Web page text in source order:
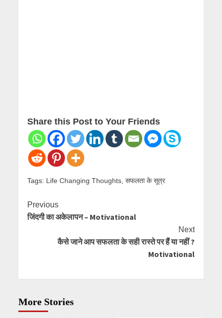
Share this Post to Your Friends
Tags: Life Changing Thoughts ,सफलता के सूत्र
Continue
Reading
Previous
जिंदगी का अकेलापन – Motivational
Next
कैसे जाने आप सफलता के सही रास्ते पर हैं या नहीं ?
Motivational
More Stories